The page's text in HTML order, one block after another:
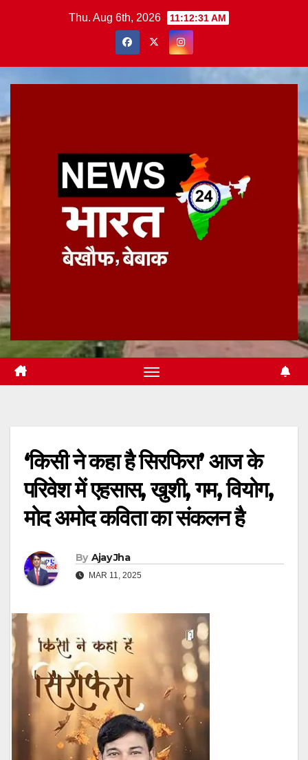
Thu. Aug 6th, 2026 11:12:32 AM
‘किसी ने कहा है सिरफिरा’ आज के
परिवेश में एहसास, खुशी, गम, वियोग,
मोद अमोद कविता का संकलन है
By Ajay Jha
MAR 11, 2025